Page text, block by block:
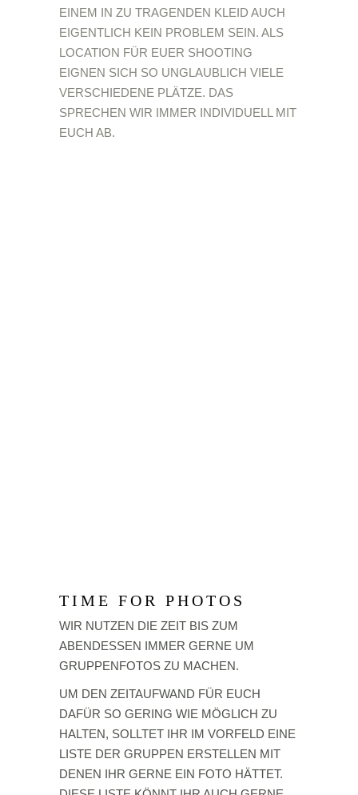
EINEM IN ZU TRAGENDEN KLEID AUCH
EIGENTLICH KEIN PROBLEM SEIN. ALS
LOCATION FÜR EUER SHOOTING
EIGNEN SICH SO UNGLAUBLICH VIELE
VERSCHIEDENE PLÄTZE. DAS
SPRECHEN WIR IMMER INDIVIDUELL MIT
EUCH AB.
TIME FOR PHOTOS
WIR NUTZEN DIE ZEIT BIS ZUM
ABENDESSEN IMMER GERNE UM
GRUPPENFOTOS ZU MACHEN.
UM DEN ZEITAUFWAND FÜR EUCH
DAFÜR SO GERING WIE MÖGLICH ZU
HALTEN, SOLLTET IHR IM VORFELD EINE
LISTE DER GRUPPEN ERSTELLEN MIT
DENEN IHR GERNE EIN FOTO HÄTTET.